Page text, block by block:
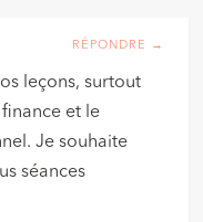
RÉPONDRE →
leçons, surtout
et le
Je souhaite
séances